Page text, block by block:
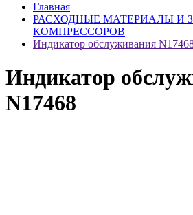
Главная
РАСХОДНЫЕ МАТЕРИАЛЫ И
КОМПРЕССОРОВ
Индикатор обслуживания
Индикатор
N17468